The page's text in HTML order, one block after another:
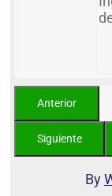
By